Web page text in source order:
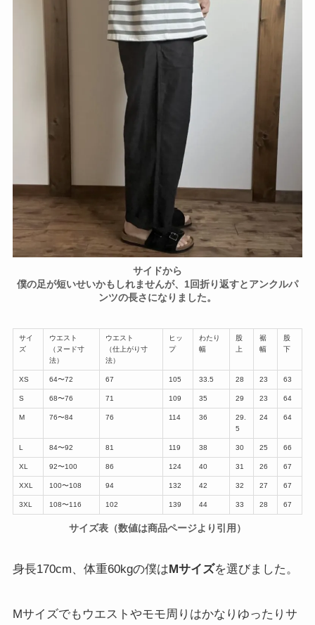
サイドから
僕の足が短いせいかもしれませんが、1回折り返すとアンクルパ
ンツの長さになりました。
サイ
ズ
ウエスト
（ヌード寸
法）
ウエスト
（仕上がり寸
法）
ヒッ
プ
わたり
幅
股
上
裾
幅
股
下
XS 64〜72 67 105 33.5 28 23 63
S 68〜76 71 109 35 29 23 64
M 76〜84 76 114 36
29.
5
24 64
L 84〜92 81 119 38 30 25 66
XL 92〜100 86 124 40 31 26 67
XXL 100〜108 94 132 42 32 27 67
3XL 108〜116 102 139 44 33 28 67
サイズ表（数値は商品ページより引用）
身長170cm、体重60kgの僕はMサイズを選びました。
Mサイズでもウエストやモモ周りはかなりゆったりサ